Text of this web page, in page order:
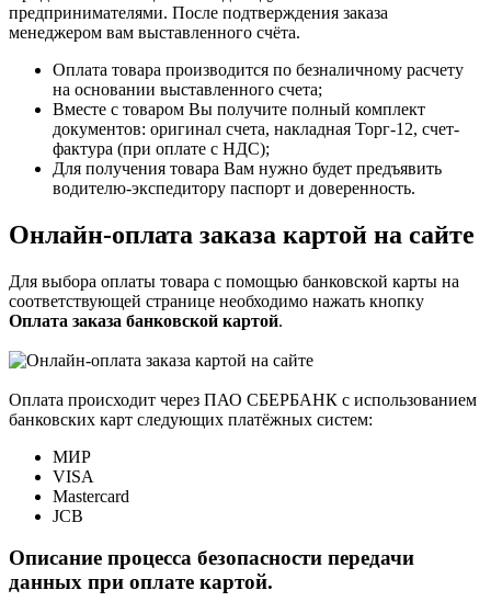
предпринимателями. После подтверждения заказа
менеджером вам выставленного счёта.
Оплата товара производится по безналичному расчету
на основании выставленного счета;
Вместе с товаром Вы получите полный комплект
документов: оригинал счета, накладная Торг-12, счет-
фактура (при оплате с НДС);
Для получения товара Вам нужно будет предъявить
водителю-экспедитору паспорт и доверенность.
Онлайн-оплата заказа картой на сайте
Для выбора оплаты товара с помощью банковской карты на
соответствующей странице необходимо нажать кнопку
Оплата заказа банковской картой.
Оплата происходит через ПАО СБЕРБАНК с использованием
банковских карт следующих платёжных систем:
МИР
VISA
Mastercard
JCB
Описание процесса безопасности передачи
данных при оплате картой.